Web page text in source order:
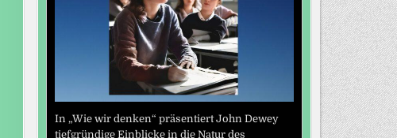
In „Wie wir denken“ präsentiert John Dewey
tiefgründige Einblicke in die Natur des